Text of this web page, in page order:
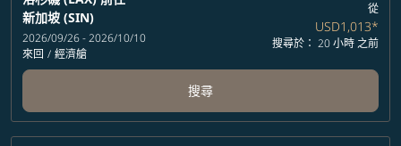
新加坡 (SIN)
2026/09/26 - 2026/10/10
來回 / 經濟艙
從
USD1,013*
搜尋於： 20 小時 之前
搜尋